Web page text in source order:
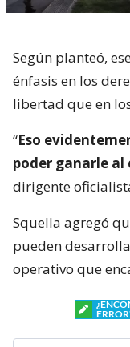
Según planteó,
énfasis en los
libertad que en
“Eso
poder ganarle
dirigente
Squella agregó
pueden
operativo que